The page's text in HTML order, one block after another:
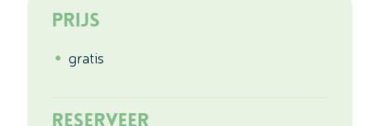
Prijs
gratis
Reserveer